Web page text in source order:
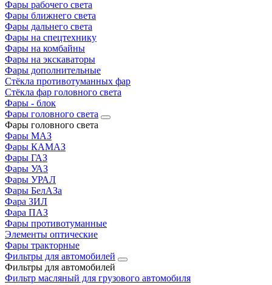
Фары рабочего света
Фары ближнего света
Фары дальнего света
Фары на спецтехнику
Фары на комбайны
Фары на экскаваторы
Фары дополнительные
Стёкла противотуманных фар
Стёкла фар головного света
Фары - блок
Фары головного света
Фары головного света
Фары МАЗ
Фары КАМАЗ
Фары ГАЗ
Фары УАЗ
Фары УРАЛ
Фары БелАЗа
Фара ЗИЛ
Фара ПАЗ
Фары противотуманные
Элементы оптические
Фары тракторные
Фильтры для автомобилей
Фильтры для автомобилей
Фильтр масляный для грузового автомобиля